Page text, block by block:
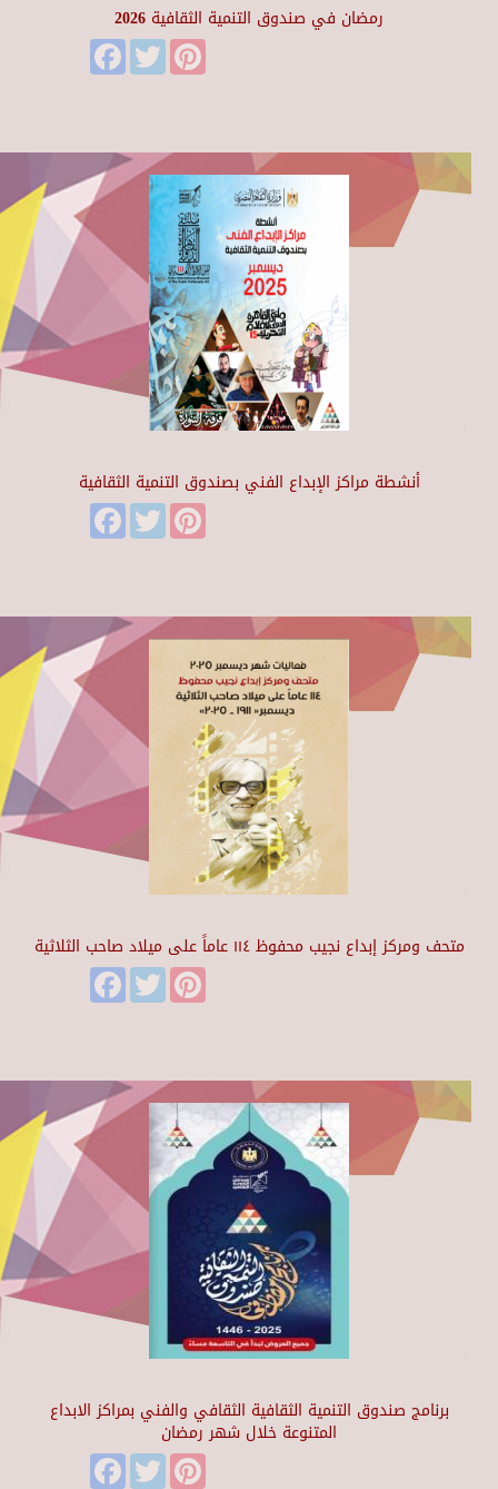
رمضان في صندوق التنمية الثقافية 2026
FacebookTwitter
أنشطة مراكز الإبداع الفني بصندوق التنمية الثقافية
FacebookTwitter
متحف ومركز إبداع نجيب محفوظ ١١٤ عاماً على ميلاد صاحب الثلاثية
FacebookTwitter
برنامج صندوق التنمية الثقافية الثقافي والفني بمراكز الابداع
المتنوعة خلال شهر رمضان
FacebookTwitter